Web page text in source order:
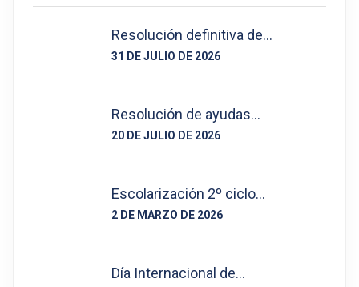
Resolución definitiva de…
31 DE JULIO DE 2026
Resolución de ayudas…
20 DE JULIO DE 2026
Escolarización 2º ciclo…
2 DE MARZO DE 2026
Día Internacional de…